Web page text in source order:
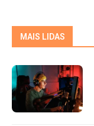
MAIS LIDAS